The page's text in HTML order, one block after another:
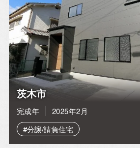
お電話・WEBからお気軽にご
0120-06-
TEL.072-665-7072
[営業時間]10:00～18:00
[定休日]水曜日・祝日
[ MAIL ] info@alhome.co.jp
茨木市
完成年
2025年2月
#分譲/請負住宅